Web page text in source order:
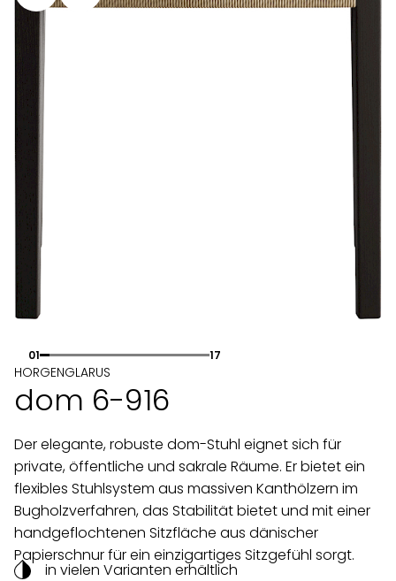
01 17
HORGENGLARUS
dom 6-916
Der elegante, robuste dom-Stuhl eignet sich für
private, öffentliche und sakrale Räume. Er bietet ein
flexibles Stuhlsystem aus massiven Kanthölzern im
Bugholzverfahren, das Stabilität bietet und mit einer
handgeflochtenen Sitzfläche aus dänischer
Papierschnur für ein einzigartiges Sitzgefühl sorgt.
in vielen Varianten erhältlich